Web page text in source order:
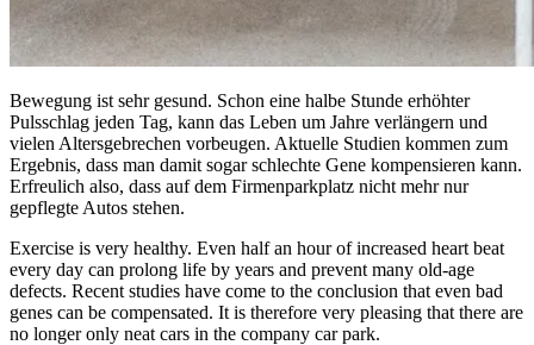
Bewegung ist sehr gesund. Schon eine halbe Stunde erhöhter
Pulsschlag jeden Tag, kann das Leben um Jahre verlängern und
vielen Altersgebrechen vorbeugen. Aktuelle Studien kommen zum
Ergebnis, dass man damit sogar schlechte Gene kompensieren kann.
Erfreulich also, dass auf dem Firmenparkplatz nicht mehr nur
gepflegte Autos stehen.
Exercise is very healthy. Even half an hour of increased heart beat
every day can prolong life by years and prevent many old-age
defects. Recent studies have come to the conclusion that even bad
genes can be compensated. It is therefore very pleasing that there are
no longer only neat cars in the company car park.